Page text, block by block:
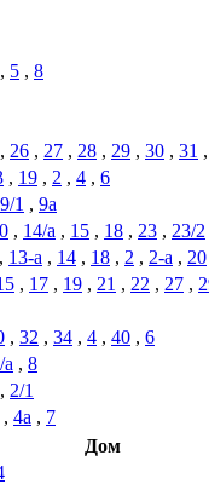
, 5 , 8
, 26 , 27 , 28 , 29 , 30 , 31
, 19 , 2 , 4 , 6
9/1 , 9а
, 14/а , 15 , 18 , 23 , 23/2
, 13-а , 14 , 18 , 2 , 2-а , 20
, 17 , 19 , 21 , 22 , 27 ,
, 32 , 34 , 4 , 40 , 6
а , 8
, 2/1
, 4а , 7
Дом